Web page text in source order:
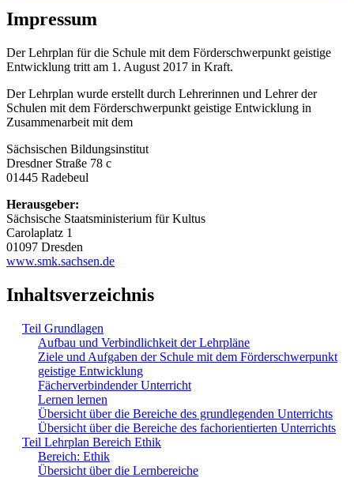
Impressum
Der Lehrplan für die Schule mit dem Förderschwerpunkt geistige
Entwicklung tritt am 1. August 2017 in Kraft.
Der Lehrplan wurde erstellt durch Lehrerinnen und Lehrer der
Schulen mit dem Förderschwerpunkt geistige Entwicklung in
Zusammenarbeit mit dem
Sächsischen Bildungsinstitut
Dresdner Straße 78 c
01445 Radebeul
Herausgeber:
Sächsische Staatsministerium für Kultus
Carolaplatz 1
01097 Dresden
www.smk.sachsen.de
Inhaltsverzeichnis
Teil Grundlagen
Aufbau und Verbindlichkeit der Lehrpläne
Ziele und Aufgaben der Schule mit dem Förderschwerpunkt
geistige Entwicklung
Fächerverbindender Unterricht
Lernen lernen
Übersicht über die Bereiche des grundlegenden Unterrichts
Übersicht über die Bereiche des fachorientierten Unterrichts
Teil Lehrplan Bereich Ethik
Bereich: Ethik
Übersicht über die Lernbereiche